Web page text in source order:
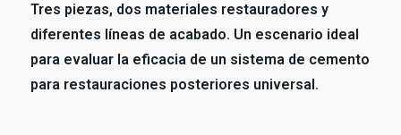
Tres piezas, dos materiales restauradores y
diferentes líneas de acabado. Un escenario ideal
para evaluar la eficacia de un sistema de cemento
para restauraciones posteriores universal.